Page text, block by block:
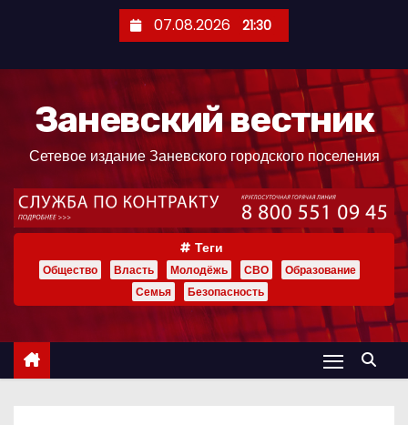
ж
07.08.2026 21:30
Заневский вестник
Сетевое издание Заневского городского поселения
Теги
Общество Власть Молодёжь СВО
Образование
Семья
Безопасность